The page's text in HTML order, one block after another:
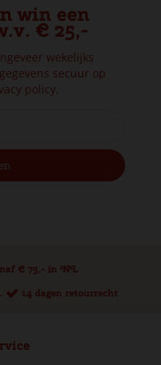
win een
€ 25,-
wekelijks
secuur op
policy.
€ 75,- in NL
14 dagen retourrecht